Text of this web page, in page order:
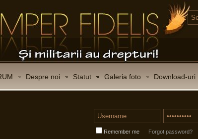
Despre noi Statut Galeria foto Download-uri
Remember me Forgot password?